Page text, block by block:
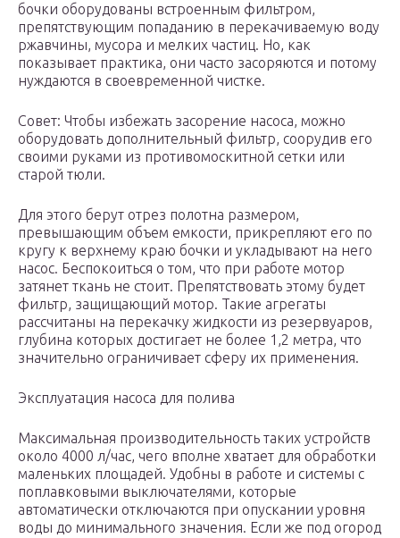
бочки оборудованы встроенным фильтром,
препятствующим попаданию в перекачиваемую воду
ржавчины, мусора и мелких частиц. Но, как
показывает практика, они часто засоряются и потому
нуждаются в своевременной чистке.
Совет: Чтобы избежать засорение насоса, можно
оборудовать дополнительный фильтр, соорудив его
своими руками из противомоскитной сетки или
старой тюли.
Для этого берут отрез полотна размером,
превышающим объем емкости, прикрепляют его по
кругу к верхнему краю бочки и укладывают на него
насос. Беспокоиться о том, что при работе мотор
затянет ткань не стоит. Препятствовать этому будет
фильтр, защищающий мотор. Такие агрегаты
рассчитаны на перекачку жидкости из резервуаров,
глубина которых достигает не более 1,2 метра, что
значительно ограничивает сферу их применения.
Эксплуатация насоса для полива
Максимальная производительность таких устройств
около 4000 л/час, чего вполне хватает для обработки
маленьких площадей. Удобны в работе и системы с
поплавковыми выключателями, которые
автоматически отключаются при опускании уровня
воды до минимального значения. Если же под огород